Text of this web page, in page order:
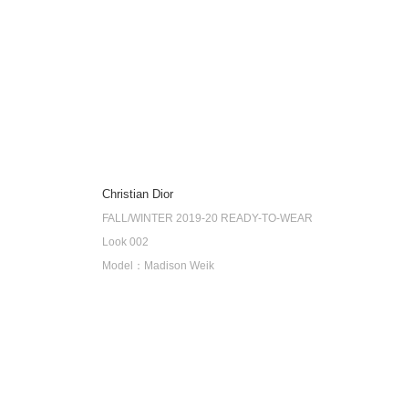
Christian Dior
FALL/WINTER 2019-20 READY-TO-WEAR
Look 002
Model：Madison Weik